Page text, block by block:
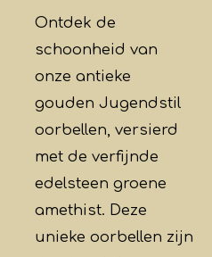
Ontdek de
schoonheid van
onze antieke
gouden Jugendstil
oorbellen, versierd
met de verfijnde
edelsteen groene
amethist. Deze
unieke oorbellen zijn